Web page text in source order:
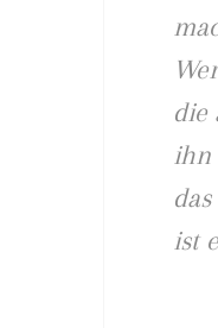
die
ihn
ist